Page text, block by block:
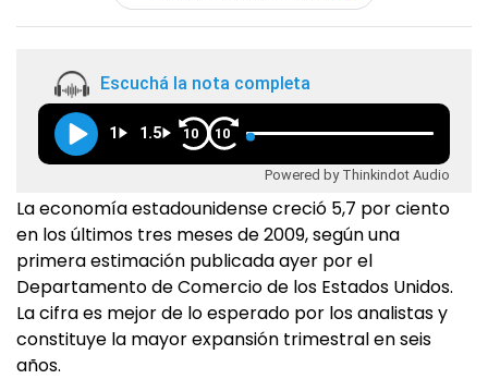
Escuchá la nota completa
1 1.5 10 10
Powered by Thinkindot Audio
La economía estadounidense creció 5,7 por ciento
en los últimos tres meses de 2009, según una
primera estimación publicada ayer por el
Departamento de Comercio de los Estados Unidos.
La cifra es mejor de lo esperado por los analistas y
constituye la mayor expansión trimestral en seis
años.